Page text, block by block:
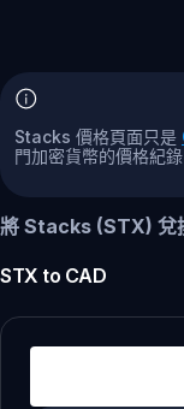
Stacks 價格頁面只是
門加密貨幣的價格紀
將 Stacks (STX) 兌
STX to CAD